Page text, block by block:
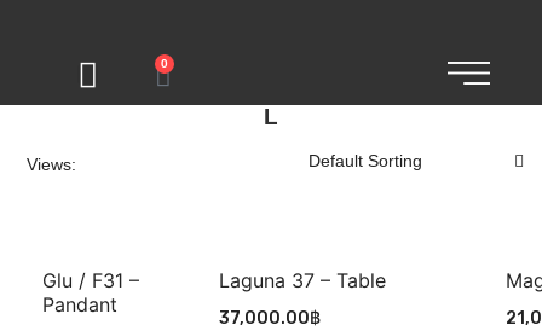
0
L
Views:
Glu / F31 –
Pandant
Laguna 37 – Table
37,000.00฿